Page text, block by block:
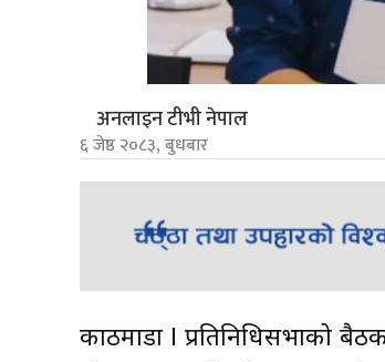
अनलाइन टीभी नेपाल
६ जेष्ठ २०८३, बुधबार
काठमाडौं l प्रतिनिधिसभाको